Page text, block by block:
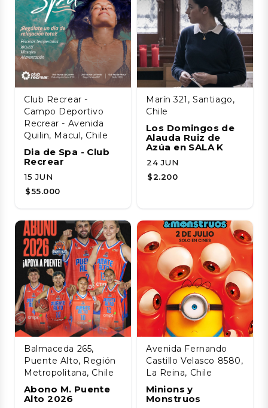
Club Recrear -
Campo Deportivo
Recrear - Avenida
Quilin, Macul, Chile
Dia de Spa - Club
Recrear
15 JUN
$55.000
Marín 321, Santiago,
Chile
Los Domingos de
Alauda Ruiz de
Azúa en SALA K
24 JUN
$2.200
Balmaceda 265,
Puente Alto, Región
Metropolitana, Chile
Abono M. Puente
Alto 2026
Avenida Fernando
Castillo Velasco 8580,
La Reina, Chile
Minions y
Monstruos